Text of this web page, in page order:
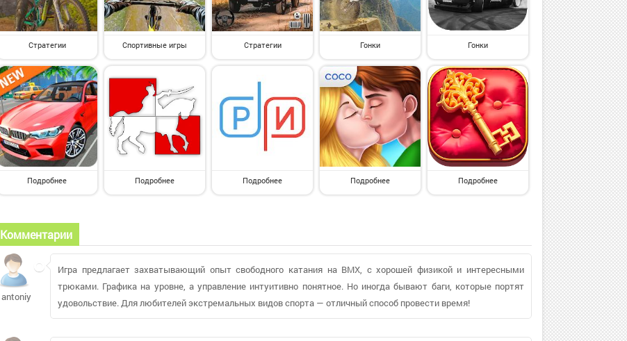
Стратегии Спортивные игры Стратегии Гонки Гонки
Подробнее Подробнее Подробнее Подробнее Подробнее
Комментарии
antoniya91
Игра предлагает захватывающий опыт свободного катания на BMX, с хорошей физикой и интересными
трюками. Графика на уровне, а управление интуитивно понятное. Но иногда бывают баги, которые портят
удовольствие. Для любителей экстремальных видов спорта — отличный способ провести время!